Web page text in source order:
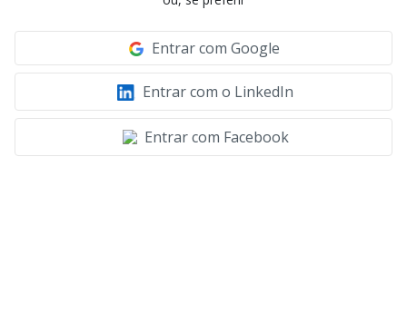
Entrar com Google
Entrar com o LinkedIn
Entrar com Facebook